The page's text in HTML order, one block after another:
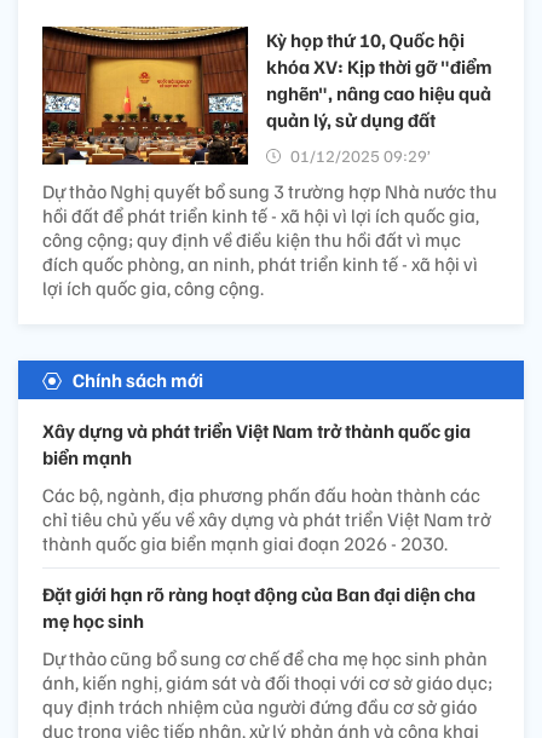
Kỳ họp thứ 10, Quốc hội
khóa XV: Kịp thời gỡ "điểm
nghẽn", nâng cao hiệu quả
quản lý, sử dụng đất
01/12/2025 09:29’
Dự thảo Nghị quyết bổ sung 3 trường hợp Nhà nước thu
hồi đất để phát triển kinh tế - xã hội vì lợi ích quốc gia,
công cộng; quy định về điều kiện thu hồi đất vì mục
đích quốc phòng, an ninh, phát triển kinh tế - xã hội vì
lợi ích quốc gia, công cộng.
Chính sách mới
Xây dựng và phát triển Việt Nam trở thành quốc gia
biển mạnh
Các bộ, ngành, địa phương phấn đấu hoàn thành các
chỉ tiêu chủ yếu về xây dựng và phát triển Việt Nam trở
thành quốc gia biển mạnh giai đoạn 2026 - 2030.
Đặt giới hạn rõ ràng hoạt động của Ban đại diện cha
mẹ học sinh
Dự thảo cũng bổ sung cơ chế để cha mẹ học sinh phản
ánh, kiến nghị, giám sát và đối thoại với cơ sở giáo dục;
quy định trách nhiệm của người đứng đầu cơ sở giáo
dục trong việc tiếp nhận, xử lý phản ánh và công khai